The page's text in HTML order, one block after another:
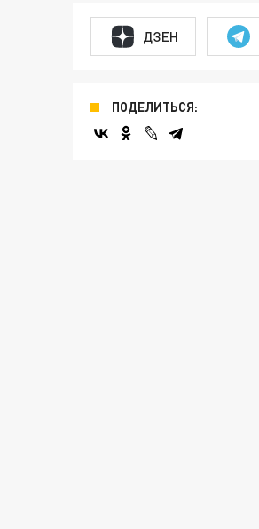
ДЗЕН
ПОДЕЛИТЬСЯ: